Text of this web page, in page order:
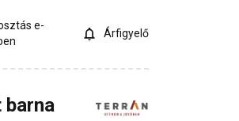
e-
Árfigyelő
barna